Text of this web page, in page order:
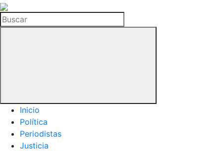
La
Hemeroteca
del
Buscar
Inicio
Política
Periodistas
Justicia